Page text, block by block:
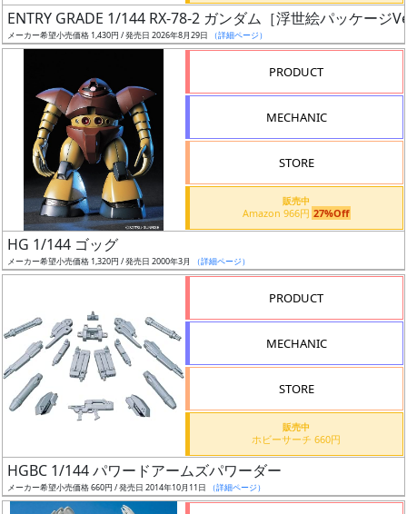
定
予
月
割
引
ENTRY GRADE 1/144 RX-78-2 ガンダム［浮世絵パッケージ
メーカー希望小売価格 1,430円 / 発売日 2026年8月29日 （詳細ページ）
PRODUCT
MECHANIC
STORE
販売中
Amazon 966円 27%Off
HG 1/144 ゴッグ
メーカー希望小売価格 1,320円 / 発売日 2000年3月 （詳細ページ）
PRODUCT
MECHANIC
STORE
販売中
ホビーサーチ 660円
HGBC 1/144 パワードアームズパワーダー
メーカー希望小売価格 660円 / 発売日 2014年10月11日 （詳細ページ）